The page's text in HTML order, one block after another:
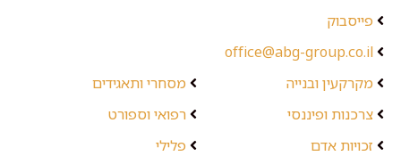
פייסבוק
office@abg-group.co.il
מקרקעין ובנייה
צרכנות ופיננסי
זכויות אדם
מסחרי ותאגידים
רפואי וספורט
פלילי